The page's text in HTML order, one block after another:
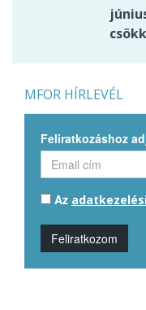
MFOR HÍRLEVÉL
Feliratkozáshoz
Az
Feliratkozom